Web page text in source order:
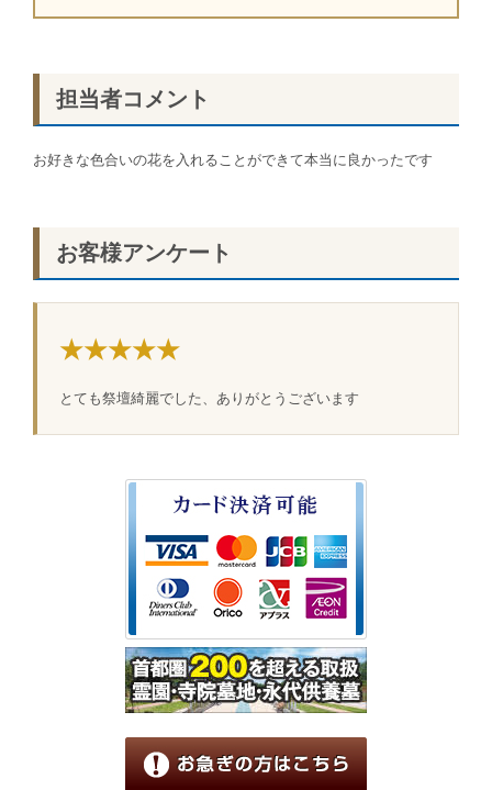
担当者コメント
お好きな色合いの花を入れることができて本当に良かったです
お客様アンケート
★★★★★
とても祭壇綺麗でした、ありがとうございます